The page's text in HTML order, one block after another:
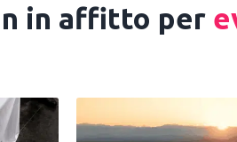
in affitto per